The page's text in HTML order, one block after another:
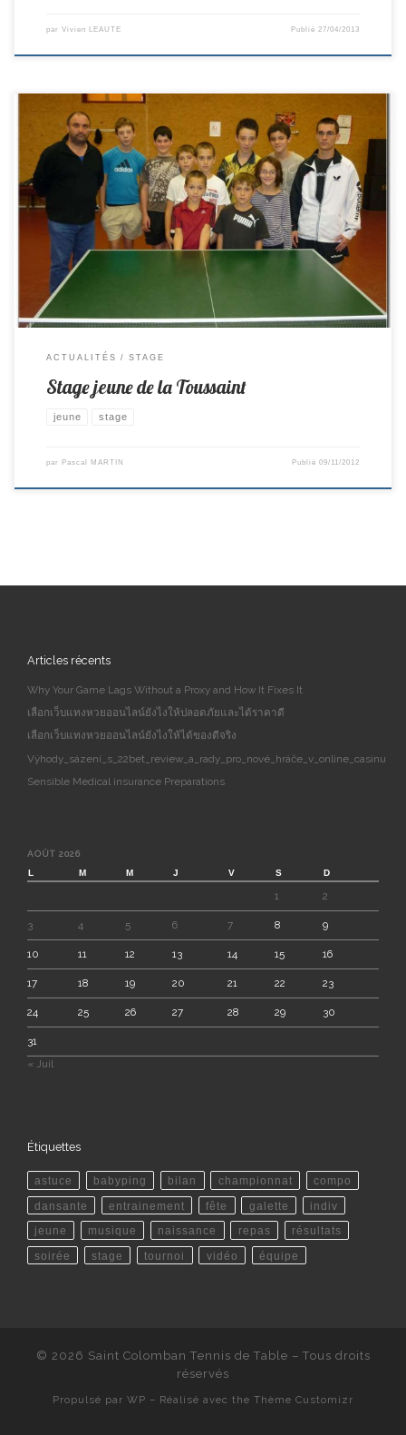
par Vivien LEAUTE Publié27/04/2013
Pendant les vacances de la Toussaint, un stage de 3 jours encadré par
Vivien a eu lieu à St Colomban. 9 Jeunes du club y ont participé : Théo,
Florian, Lucas, Edgar, Ghislain, Maureen, Méric, Louis et Tonin
ACTUALITÉS STAGE
Stage jeune de la Toussaint
jeune stage
par Pascal MARTIN Publié09/11/2012
Articles récents
Why Your Game Lags Without a Proxy and How It Fixes It
เลือกเว็บแทงหวยออนไลน์ยังไงให้ปลอดภัยและได้ราคาดี
เลือกเว็บแทงหวยออนไลน์ยังไงให้ได้ของดีจริง
Výhody_sázení_s_22bet_review_a_rady_pro_nové_hráče_v_online_casinu
Sensible Medical insurance Preparations
AOÛT 2026
L
M M J V S D
1 2
3 4 5 6 7 8 9
10 11 12 13 14 15 16
17 18 19 20 21 22 23
24 25 26 27 28 29 30
31
« Juil
Étiquettes
astuce babyping bilan championnat compo
dansante entrainement fête galette indiv
jeune musique naissance repas résultats
soirée stage tournoi vidéo équipe
© 2026 Saint Colomban Tennis de Table – Tous droits
réservés
Propulsé par WP – Réalisé avec the Thème Customizr